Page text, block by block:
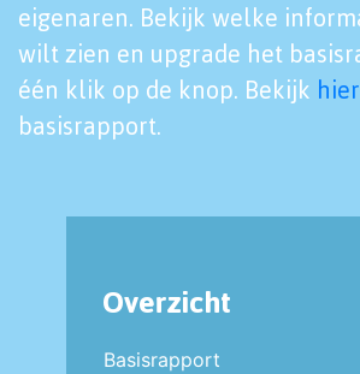
eigenaren. Bekijk welke
wilt zien en upgrade het
één klik op de knop. Bekijk hier
basisrapport.
Overzicht
Basisrapport